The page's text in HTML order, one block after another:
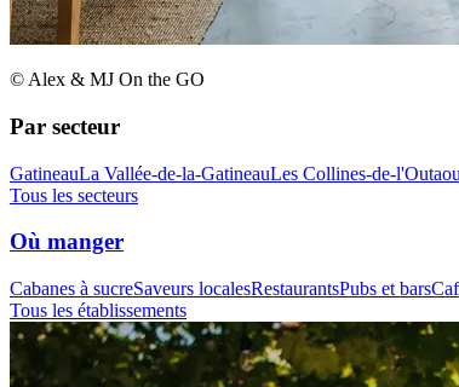
© Alex & MJ On the GO
Par secteur
GatineauLa Vallée-de-la-GatineauLes Collines-de-
Tous les secteurs
Où manger
Cabanes à sucreSaveurs localesRestaurantsPubs et bars
Tous les établissements